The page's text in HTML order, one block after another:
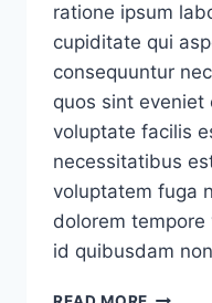
ratione ipsum
cupiditate qui
consequuntur
quos sint
voluptate facilis
necessitatibus
voluptatem fuga
dolorem
id quibusdam
DELENITI